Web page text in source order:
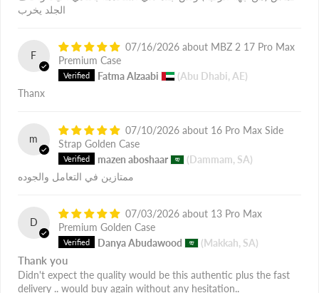
الجلد يخرب
F
07/16/2026
MBZ 2 17 Pro Max
Premium Case
Fatma Alzaabi
(Abu Dhabi, AE)
Thanx
m
07/10/2026
16 Pro Max Side
Strap Golden Case
mazen aboshaar
(Dammam, SA)
ممتازين في التعامل والجوده
D
07/03/2026
13 Pro Max
Premium Golden Case
Danya Abudawood
(Makkah, SA)
Thank you
Didn't expect the quality would be this authentic plus the fast
delivery .. would buy again without any hesitation..